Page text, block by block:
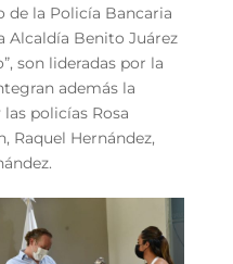
de la Policía Bancaria
Alcaldía Benito Juárez
son lideradas por la
además la
las policías Rosa
Raquel Hernández,